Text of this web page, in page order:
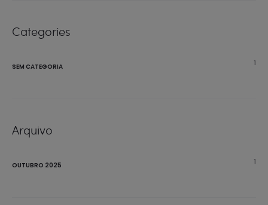
Categories
SEM CATEGORIA 1
Arquivo
OUTUBRO 2025 1